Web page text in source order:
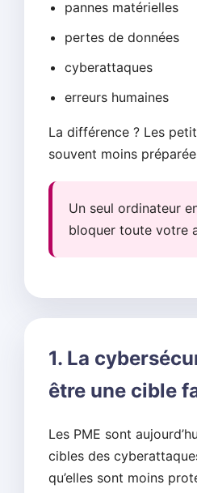
pannes matérielles
pertes de données
cyberattaques
erreurs humaines
La différence ? Les
souvent moins
Un seul ordinateur
bloquer toute votre
1. La
être une cible
Les PME sont
cibles des
qu’elles sont moins